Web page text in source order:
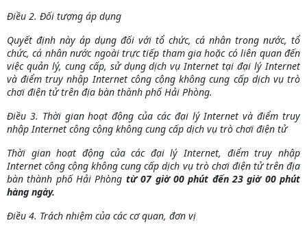
Điều 2. Đối tượng áp dụng
Quyết định này áp dụng đối với tổ chức, cá nhân trong nước, tổ
chức, cá nhân nước ngoài trực tiếp tham gia hoặc có liên quan đến
việc quản lý, cung cấp, sử dụng dịch vụ Internet tại đại lý Internet
và điểm truy nhập Internet công cộng không cung cấp dịch vụ trò
chơi điện tử trên địa bàn thành phố Hải Phòng.
Điều 3. Thời gian hoạt động của các đại lý Internet và điểm truy
nhập Internet công cộng không cung cấp dịch vụ trò chơi điện tử
Thời gian hoạt động của các đại lý Internet, điểm truy nhập
Internet công cộng không cung cấp dịch vụ trò chơi điện tử trên địa
bàn thành phố Hải Phòng từ 07 giờ 00 phút đến 23 giờ 00 phút
hàng ngày.
Điều 4. Trách nhiệm của các cơ quan, đơn vị